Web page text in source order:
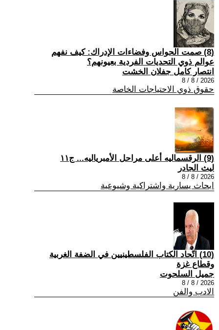
(8) صمت الحواس وفضاءات الإدراك: كيف نفهم
عوالم ذوي التحديات الفردية بعيونهم؟
انتصار كامل جفلان الخشت
2026 / 8 / 8
حقوق ذوي الاحتياجات الخاصة
(9) الرقسماليه أعلى مراحل الأمبرياليه... ج١١
ليث الجادر
2026 / 8 / 8
ابحاث يسارية واشتراكية وشيوعية
(10) اتّحاد الكتاب الفلسطينيين في الضفة الغربية
وقطاع غزة
جميل السلحوت
2026 / 8 / 8
الادب والفن